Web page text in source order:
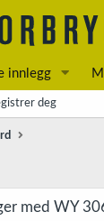
innlegg
deg
med WY